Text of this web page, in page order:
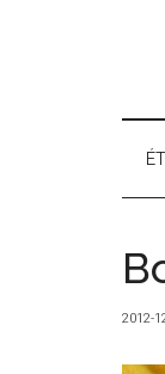
2012-